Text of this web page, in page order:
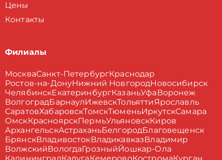
Цены
Контакты
Филиалы
МоскваСанкт-ПетербургКраснодар
Ростов-на-ДонуНижний НовгородНовосибирск
ЧелябинскЕкатеринбургКазаньУфа Воронеж
ВолгоградБарнаулИжевскТольяттиЯрославль
СаратовХабаровскТомскТюменьИркутскСамара
ОмскКрасноярскПермьУльяновскКиров
АрхангельскАстраханьБелгородБлаговещенск
БрянскВладивостокВладикавказВладимир
ВолжскийВологдаГрозныйЙошкар-Ола